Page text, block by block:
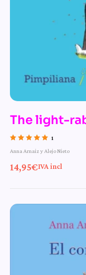
The light-
1
Anna Arnaiz y Alejo Nieto
14,95€IVA incl